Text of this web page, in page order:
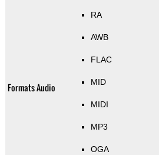
Formats Audio
RA
AWB
FLAC
MID
MIDI
MP3
OGA